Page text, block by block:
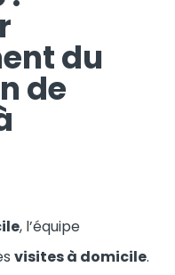
du
de
, l’équipe
visites à domicile.